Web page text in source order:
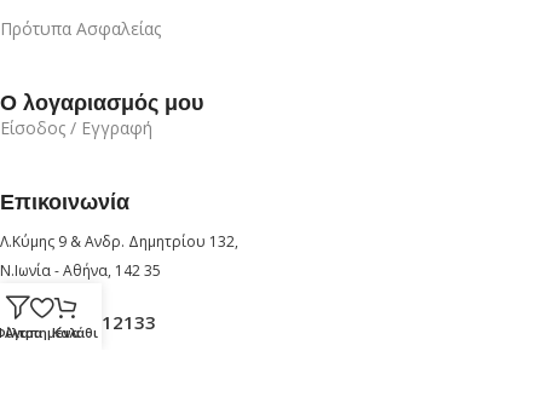
Πρότυπα Ασφαλείας
Ο λογαριασμός μου
Είσοδος / Εγγραφή
Επικοινωνία
Λ.Κύμης 9 & Ανδρ. Δημητρίου 132,
Ν.Ιωνία - Αθήνα, 142 35
+30 210 6912133
Αγαπημένα
Καλάθι